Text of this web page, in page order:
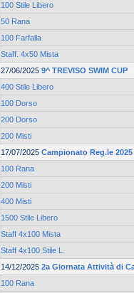
100 Stile Libero
50 Rana
100 Farfalla
Staff. 4x50 Mista
27/06/2025 9^ TREVISO SWIM CUP
400 Stile Libero
100 Dorso
200 Dorso
200 Misti
17/07/2025 Campionato Reg.le
100 Rana
200 Misti
400 Misti
1500 Stile Libero
Staff 4x100 Mista
Staff 4x100 Stile L.
14/12/2025 2a Giornata Attività di
100 Rana